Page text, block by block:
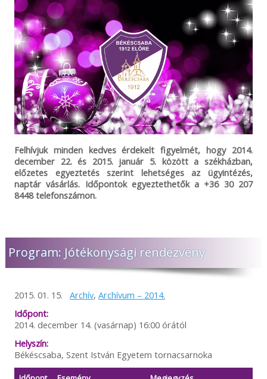
Felhívjuk minden kedves érdekelt figyelmét, hogy 2014.
december 22. és 2015. január 5. között a székházban,
előzetes egyeztetés szerint lehetséges az ügyintézés,
naptár vásárlás. Időpontok egyeztethetők a +36 30 207
8448 telefonszámon.
Program: Jótékonysági rendezvény
2015. 01. 15. Archív, Archívum – 2014.
Időpont:
2014. december 14. (vasárnap) 16:00 órától
Helyszín:
Békéscsaba, Szent István Egyetem tornacsarnoka